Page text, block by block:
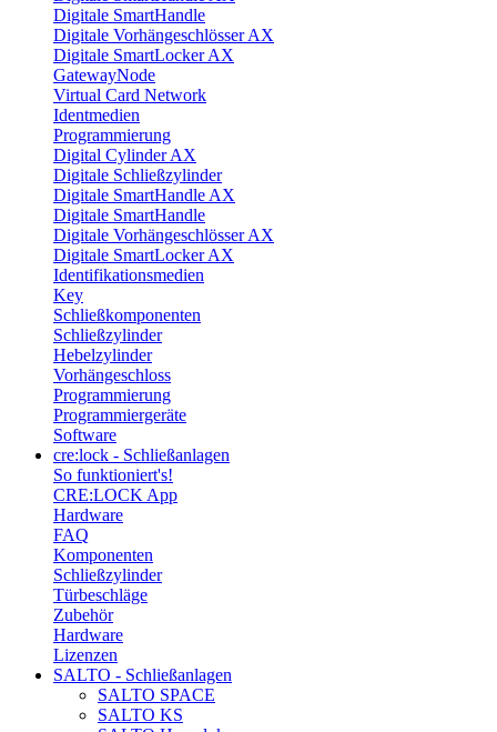
Digitale SmartHandle
Digitale Vorhängeschlösser AX
Digitale SmartLocker AX
GatewayNode
Virtual Card Network
Identmedien
Programmierung
Digital Cylinder AX
Digitale Schließzylinder
Digitale SmartHandle AX
Digitale SmartHandle
Digitale Vorhängeschlösser AX
Digitale SmartLocker AX
Identifikationsmedien
Key
Schließkomponenten
Schließzylinder
Hebelzylinder
Vorhängeschloss
Programmierung
Programmiergeräte
Software
cre:lock - Schließanlagen
So funktioniert's!
CRE:LOCK App
Hardware
FAQ
Komponenten
Schließzylinder
Türbeschläge
Zubehör
Hardware
Lizenzen
SALTO - Schließanlagen
SALTO SPACE
SALTO KS